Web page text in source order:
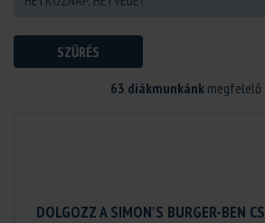
SZŰRÉS
63 diákmunkánk megfelelő
DOLGOZZ A SIMON'S BURGER-BEN